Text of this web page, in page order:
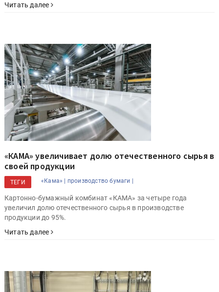
Читать далее
«КАМА» увеличивает долю отечественного сырья в
своей продукции
ТЕГИ «Кама» | производство бумаги |
Картонно-бумажный комбинат «КАМА» за четыре года
увеличил долю отечественного сырья в производстве
продукции до 95%.
Читать далее